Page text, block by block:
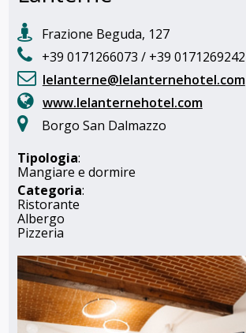
Frazione Beguda, 127
+39 0171266073 / +39 0171269242
lelanterne@lelanternehotel.com
www.lelanternehotel.com
Borgo San Dalmazzo
Tipologia:
Mangiare e dormire
Categoria:
Ristorante
Albergo
Pizzeria